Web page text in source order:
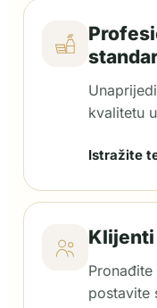
kvalitetu
Istražite
Klijenti
postavite